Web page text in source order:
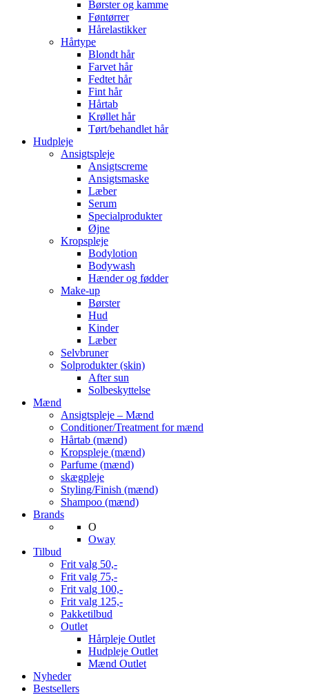
Børster og kamme
Føntørrer
Hårelastikker
Hårtype
Blondt hår
Farvet hår
Fedtet hår
Fint hår
Hårtab
Krøllet hår
Tørt/behandlet hår
Hudpleje
Ansigtspleje
Ansigtscreme
Ansigtsmaske
Læber
Serum
Specialprodukter
Øjne
Kropspleje
Bodylotion
Bodywash
Hænder og fødder
Make-up
Børster
Hud
Kinder
Læber
Selvbruner
Solprodukter (skin)
After sun
Solbeskyttelse
Mænd
Ansigtspleje – Mænd
Conditioner/Treatment for mænd
Hårtab (mænd)
Kropspleje (mænd)
Parfume (mænd)
skægpleje
Styling/Finish (mænd)
Shampoo (mænd)
Brands
O
Oway
Tilbud
Frit valg 50,-
Frit valg 75,-
Frit valg 100,-
Frit valg 125,-
Pakketilbud
Outlet
Hårpleje Outlet
Hudpleje Outlet
Mænd Outlet
Nyheder
Bestsellers